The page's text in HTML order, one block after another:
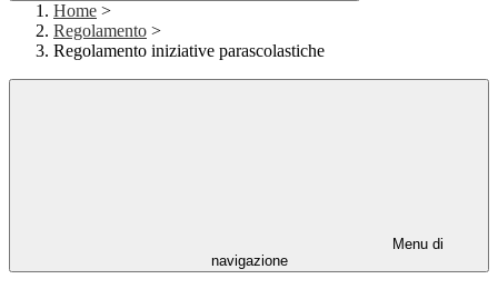
Home >
Regolamento >
Regolamento iniziative parascolastiche
Menu di
navigazione